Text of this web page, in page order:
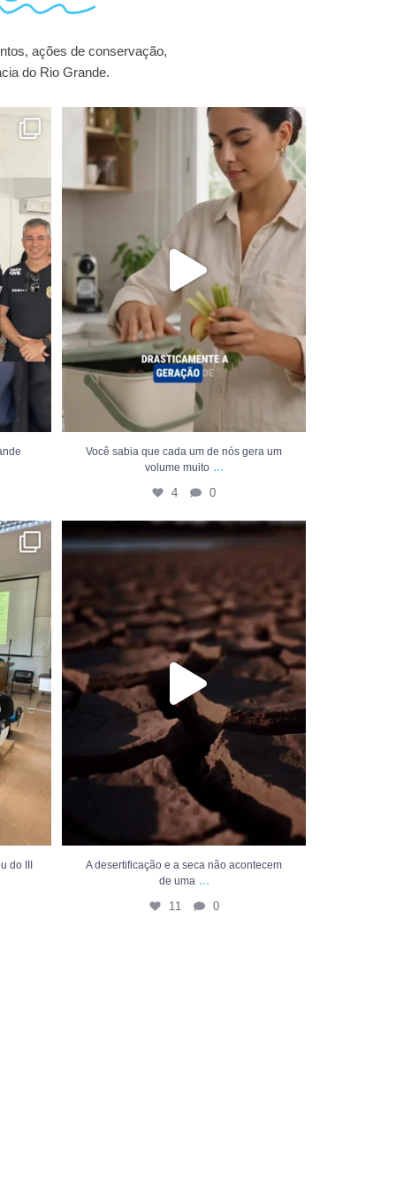
ações de conservação,
do Rio Grande.
esteve...
Você sabia que cada um de nós gera um volume
0
Você sabia que cada um de nós gera um
volume muito ...
4 0
do III...
do III
A desertificação e a seca não acontecem de uma
A desertificação e a seca não acontecem
de uma ...
11 0